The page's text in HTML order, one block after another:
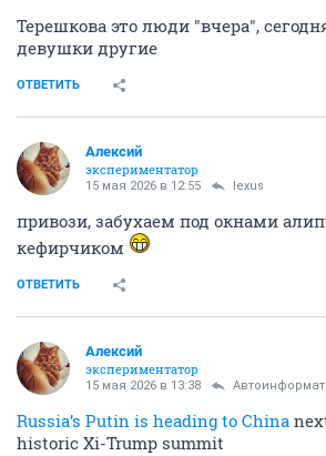
Терешкова это люди "вчера",
девушки другие
ОТВЕТИТЬ
Алексий
экспериментатор
15 мая 2026 в 12:55 lexus
привози, забухаем под окнами
кефирчиком
ОТВЕТИТЬ
Алексий
экспериментатор
15 мая 2026 в 13:38
Russia’s Putin is heading to China
historic Xi-Trump summit